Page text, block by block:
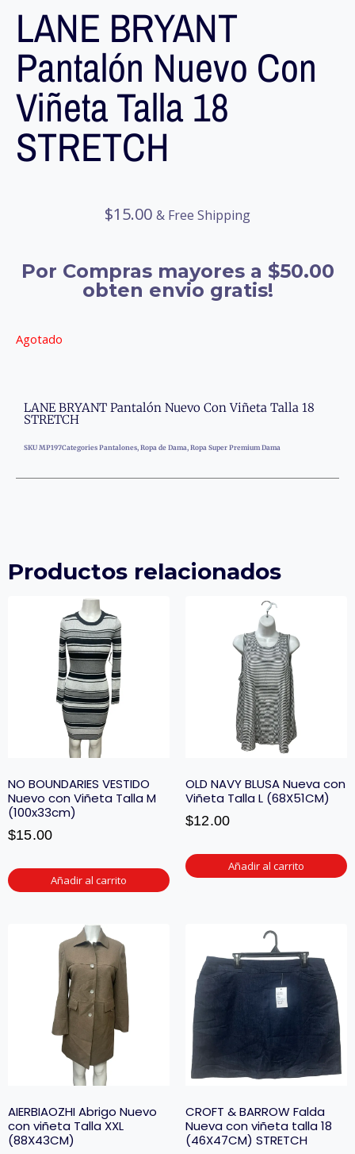
LANE BRYANT
Pantalón Nuevo Con
Viñeta Talla 18
STRETCH
$15.00 & Free Shipping
Por Compras mayores a $50.00
obten envio gratis!
Agotado
LANE BRYANT Pantalón Nuevo Con Viñeta Talla 18
STRETCH
SKU MP197Categories Pantalones, Ropa de Dama, Ropa Super Premium Dama
Productos relacionados
NO BOUNDARIES VESTIDO
Nuevo con Viñeta Talla M
(100x33cm)
$15.00
Añadir al carrito
OLD NAVY BLUSA Nueva con
Viñeta Talla L (68X51CM)
$12.00
Añadir al carrito
AIERBIAOZHI Abrigo Nuevo
con viñeta Talla XXL
(88X43CM)
CROFT & BARROW Falda
Nueva con viñeta talla 18
(46X47CM) STRETCH